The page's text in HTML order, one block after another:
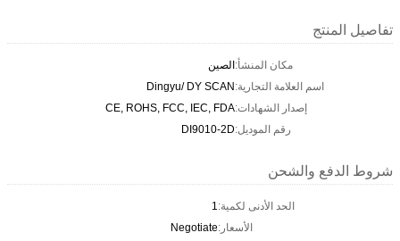
تفاصيل المنتج
مكان المنشأ:الصين
اسم العلامة التجارية:Dingyu/ DY SCAN
إصدار الشهادات:CE, ROHS, FCC, IEC, FDA
رقم الموديل:DI9010-2D
شروط الدفع والشحن
الحد الأدنى لكمية:1
الأسعار:Negotiate